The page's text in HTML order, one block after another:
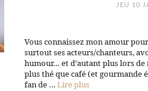
JEU 10
Vous connaissez mon amour
surtout ses acteurs/chanteurs,
humour… et d’autant plus lors de
plus thé que café (et gourmande
fan de … Lire plus